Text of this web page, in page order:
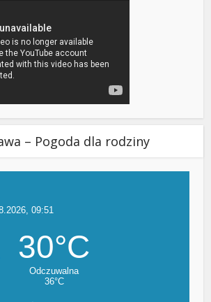
– Pogoda dla rodziny